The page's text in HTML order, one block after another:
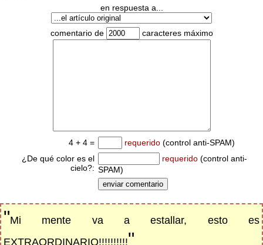
en respuesta a...
comentario de caracteres máximo
4 + 4 = requerido (control anti-SPAM)
¿De qué color es el
cielo?:
requerido (control anti-
SPAM)
"Mi mente va a estallar, esto es
EXTRAORDINARIO!!!!!!!!!!"